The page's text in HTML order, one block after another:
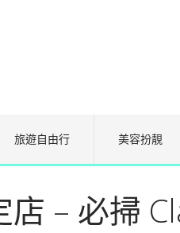
旅遊自由行 美容扮靚
– 必掃